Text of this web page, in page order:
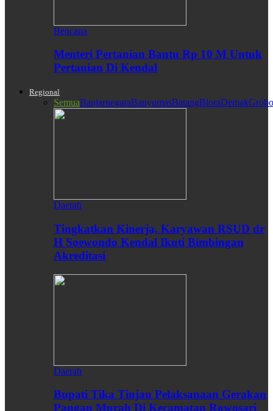
Bencana
Menteri Pertanian Bantu Rp 10 M Untuk
Pertanian Di Kendal
Regional
SemuaBanjarnegaraBanyumasBatangBloraDemak
Daerah
Tingkatkan Kinerja, Karyawan RSUD dr
H Soewondo Kendal Ikuti Bimbingan
Akreditasi
Daerah
Bupati Tika Tinjau Pelaksanaan Gerakan
Pangan Murah Di Kecamatan Rowosari